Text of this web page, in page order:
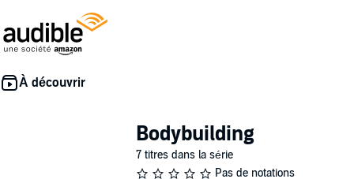
Bodybuilding
7 titres dans la série
Pas de notations